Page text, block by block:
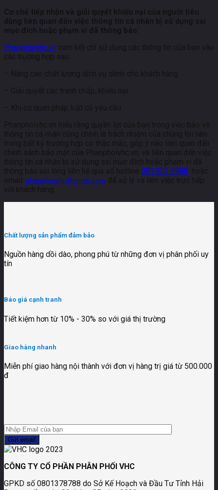
Cơ chế tiếp nhận và giải quyết khiếu nại của người tiêu
dùng liên quan đến việc thông tin cá nhân bị sử dụng sai
mục đích hoặc phạm vi đã thông báo:
Phanphoivhc.vn cam kết chỉ sử dụng các thông tin của bạn vào
các trường hợp sau:
– Nâng cao chất lượng dịch vụ dành cho khách hàng
– Giải quyết các tranh chấp, khiếu nại
– Khi cơ quan pháp luật có yêu cầu.
Phanphoivhc.vn hiểu rằng quyền lợi của bạn trong việc bảo vệ
thông tin cá nhân cũng chính là trách nhiệm của chúng tôi nên
trong bất kỳ trường hợp có thắc mắc, góp ý nào liên quan đến
chính sách bảo mật của Phanphoivhc.vn, và liên quan đến việc
thông tin cá nhân bị sử dụng sai mục đích hoặc phạm vi đã
thông báo vui lòng liên hệ qua số hotline 091.902.9988 hoặc
email: phanphoivhc@gmail.com để xử lý và làm việc trực tiếp
với khách hàng.
Chất lượng sản phẩm đảm bảo
Nguồn hàng dồi dào, phong phú từ những đơn vị phân phối uy
tín
Báo giá cạnh tranh
Tiết kiệm hơn từ 10% - 30% so với giá thị trường
Giao hàng nhanh
Miễn phí giao hàng nội thành với đơn vị hàng trị giá từ 500.000
đ
CÔNG TY CỔ PHẦN PHÂN PHỐI VHC
GPKD số 0801378788 do Sở Kế Hoạch và Đầu Tư Tỉnh Hải